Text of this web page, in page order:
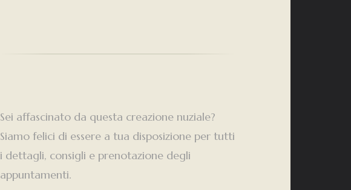
Sei affascinato da questa creazione nuziale?
Siamo felici di essere a tua disposizione per tutti
i dettagli, consigli e prenotazione degli
appuntamenti.